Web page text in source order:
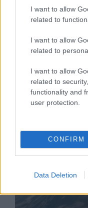
I want to allow
related to
I want to allow
related to
I want to allow
related to
functionality and
user protection.
CONFIRM
Data Deletion
Krími
2022. augusztus 11.